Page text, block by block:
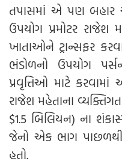
તપાસમાં એ પણ બહાર
ઉપયોગ પ્રમોટર રાજેશ
ખાતાઓને ટ્રાન્સફર
ભંડોળનો ઉપયોગ
પ્રવૃત્તિઓ માટે
રાજેશ મહેતાના
$1.5 બિલિયન) ના
જેનો એક ભાગ
હતો.